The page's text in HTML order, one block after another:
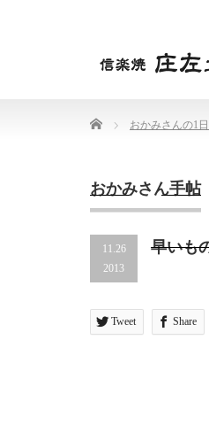
Home おかみさんの1日
おかみさん手帖
11.26
2013
早いも
Tweet Share